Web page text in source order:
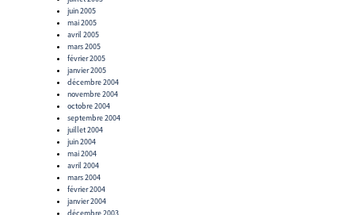
juin 2005
mai 2005
avril 2005
mars 2005
février 2005
janvier 2005
décembre 2004
novembre 2004
octobre 2004
septembre 2004
juillet 2004
juin 2004
mai 2004
avril 2004
mars 2004
février 2004
janvier 2004
décembre 2003